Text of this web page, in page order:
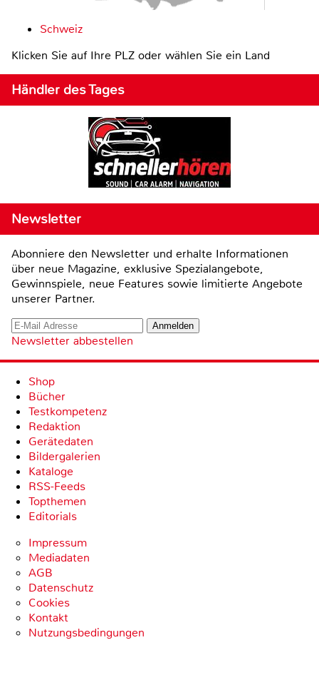
Schweiz
Klicken Sie auf Ihre PLZ oder wählen Sie ein Land
Händler des Tages
Newsletter
Abonniere den Newsletter und erhalte Informationen
über neue Magazine, exklusive Spezialangebote,
Gewinnspiele, neue Features sowie limitierte Angebote
unserer Partner.
Newsletter abbestellen
Shop
Bücher
Testkompetenz
Redaktion
Gerätedaten
Bildergalerien
Kataloge
RSS-Feeds
Topthemen
Editorials
Impressum
Mediadaten
AGB
Datenschutz
Cookies
Kontakt
Nutzungsbedingungen